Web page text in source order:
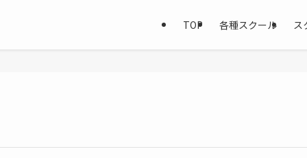
TOP 各種スクール ス